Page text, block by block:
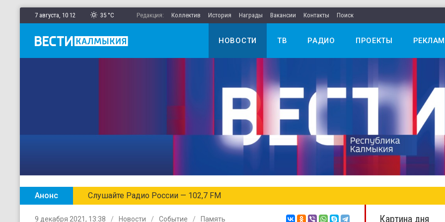
7 августа, 10 12 35 °C Редакция: Коллектив История Награды Вакансии Контакты Поиск
НОВОСТИ ТВ РАДИО ПРОЕКТЫ
Анонс Слушайте Радио России — 102,7 FM
9 декабря 2021, 13:38 Новости Событие Память Картина дня